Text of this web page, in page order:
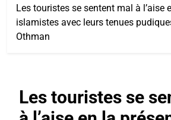
Les touristes se sentent mal à l’aise
islamistes avec leurs tenues
Othman
Les touristes se